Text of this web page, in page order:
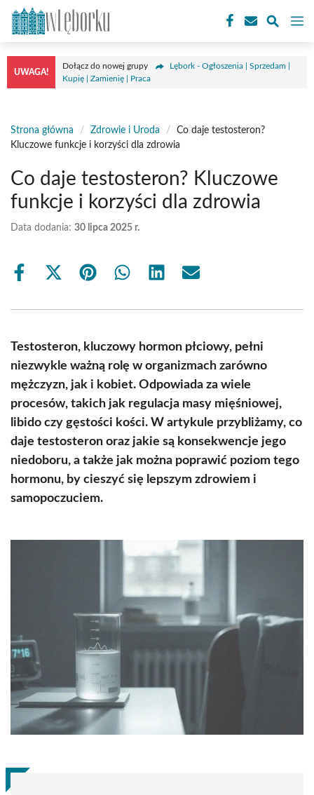
Przejdź
treści
UWAGA!
Dołącz do nowej grupy
Lębork - Ogłoszenia | Sprzedam |
Kupię | Zamienię | Praca
Strona główna / Zdrowie i Uroda /
Co daje testosteron?
Kluczowe funkcje i korzyści dla zdrowia
Co daje testosteron? Kluczowe
funkcje i korzyści dla zdrowia
Data dodania: 30 lipca 2025 r.
Share
Share
(Twitter)
Share Share Share Share
Testosteron, kluczowy hormon płciowy, pełni
niezwykle ważną rolę w organizmach zarówno
mężczyzn, jak i kobiet. Odpowiada za wiele
procesów, takich jak regulacja masy mięśniowej,
libido czy gęstości kości. W artykule przybliżamy, co
daje testosteron oraz jakie są konsekwencje jego
niedoboru, a także jak można poprawić poziom tego
hormonu, by cieszyć się lepszym zdrowiem i
samopoczuciem.